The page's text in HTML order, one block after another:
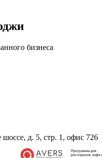
бизнеса
д. 5, стр. 1, офис 726